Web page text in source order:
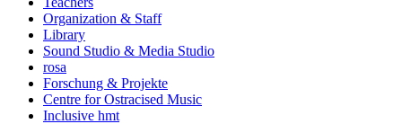
Organization & Staff
Library
Sound Studio & Media Studio
rosa
Forschung & Projekte
Centre for Ostracised Music
Inclusive hmt